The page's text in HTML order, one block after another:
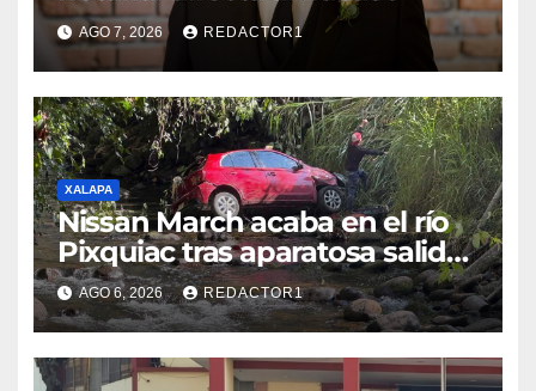
AGO 7, 2026 REDACTOR1
XALAPA
Nissan March acaba en el río
Pixquiac tras aparatosa salida
de camino en la carretera
Briones
AGO 6, 2026 REDACTOR1